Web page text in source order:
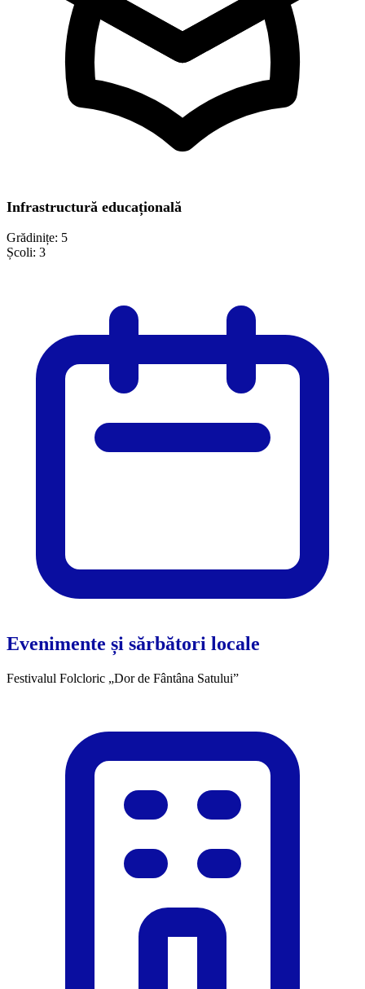
Infrastructură educațională
Grădinițe: 5
Școli: 3
Evenimente și sărbători locale
Festivalul Folcloric „Dor de Fântâna Satului”